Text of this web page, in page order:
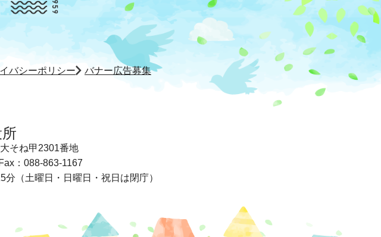
バシーポリシー バナー広告募集
そね甲2301番地
Fax：088-863-1167
分 （土曜日・日曜日・祝日は閉庁）